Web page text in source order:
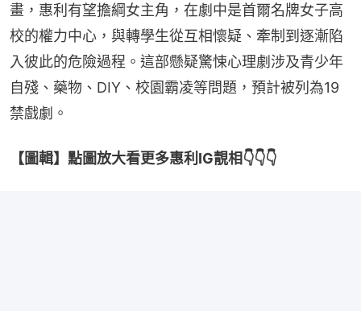
畫，惠利有望擔綱女主角，在劇中是首爾名牌女子高
校的權力中心，與轉學生從互相懷疑、牽制到逐漸陷
入彼此的危險過程。這部懸疑驚悚心理劇涉及青少年
自殘、藥物、DIY、校園霸凌等問題，預計被列為19
禁戲劇。
【圖輯】點圖放大看更多惠利IG靚相👇👇👇